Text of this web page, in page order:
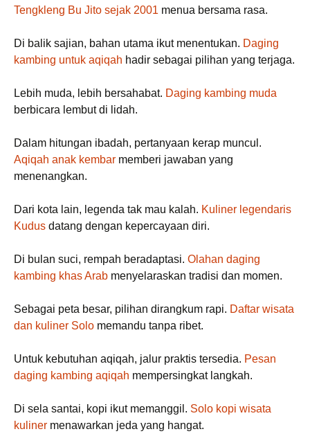
Tengkleng Bu Jito sejak 2001 menua bersama rasa.
Di balik sajian, bahan utama ikut menentukan. Daging
kambing untuk aqiqah hadir sebagai pilihan yang terjaga.
Lebih muda, lebih bersahabat. Daging kambing muda
berbicara lembut di lidah.
Dalam hitungan ibadah, pertanyaan kerap muncul.
Aqiqah anak kembar memberi jawaban yang
menenangkan.
Dari kota lain, legenda tak mau kalah. Kuliner legendaris
Kudus datang dengan kepercayaan diri.
Di bulan suci, rempah beradaptasi. Olahan daging
kambing khas Arab menyelaraskan tradisi dan momen.
Sebagai peta besar, pilihan dirangkum rapi. Daftar wisata
dan kuliner Solo memandu tanpa ribet.
Untuk kebutuhan aqiqah, jalur praktis tersedia. Pesan
daging kambing aqiqah mempersingkat langkah.
Di sela santai, kopi ikut memanggil. Solo kopi wisata
kuliner menawarkan jeda yang hangat.